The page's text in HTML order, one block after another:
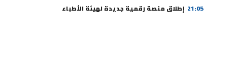
21:05 إطلاق منصة رقمية جديدة لهيئة الأطباء